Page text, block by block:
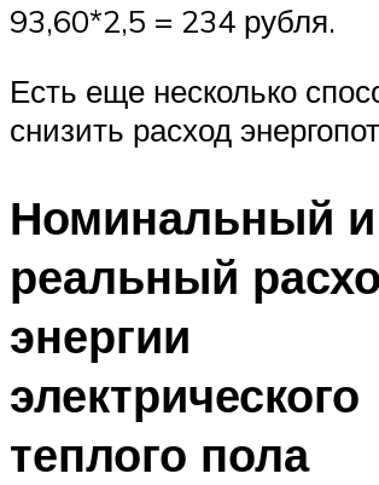
93,60*2,5 = 234 рубля.
Есть еще несколько
снизить расход
Номинальный и
реальный
энергии
электрического
теплого пола